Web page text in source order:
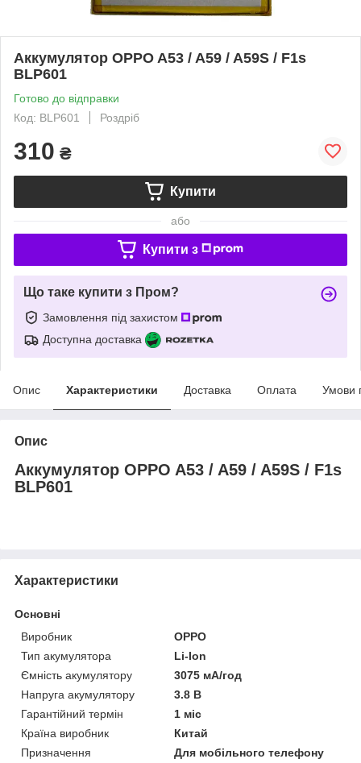
Аккумулятор OPPO A53 / A59 / A59S / F1s
BLP601
Готово до відправки
Код: BLP601
Роздріб
310 ₴
Купити
або
Купити з
Що таке купити з Пром?
Замовлення під захистом
Доступна доставка
Опис Характеристики Доставка Оплата Умови
Опис
Аккумулятор OPPO A53 / A59 / A59S / F1s
BLP601
Характеристики
Основні
Виробник
OPPO
Тип акумулятора
Li-Ion
Ємність акумулятору
3075 мА/год
Напруга акумулятору
3.8 В
Гарантійний термін
1 міс
Країна виробник
Китай
Призначення
Для мобільного телефону